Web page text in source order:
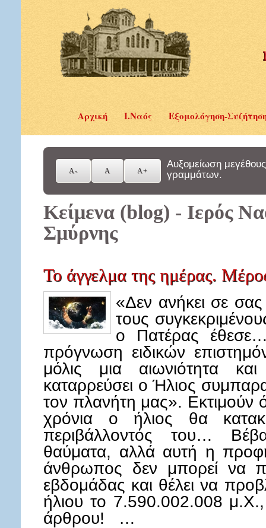
Αρχική Ι.Ναός Εξομολόγηση-
Αυξομείωση μεγέθους
γραμμάτων.
Κείμενα (blog) - Ιερός
Σμύρνης
Το άγγελμα της ημέρας.
«Δεν ανήκει σε
τους
ο Πατέρας
πρόγνωση ειδικών
μόλις μια αιωνιότητα
καταρρεύσει ο Ήλιος
τον πλανήτη μας». Εκτιμούν
χρόνια ο ήλιος θα
περιβάλλοντός του…
θαύματα, αλλά αυτή η
άνθρωπος δεν μπορεί να
εβδομάδας και θέλει να
ήλιου το 7.590.002.008 μ.Χ.,
άρθρου! …